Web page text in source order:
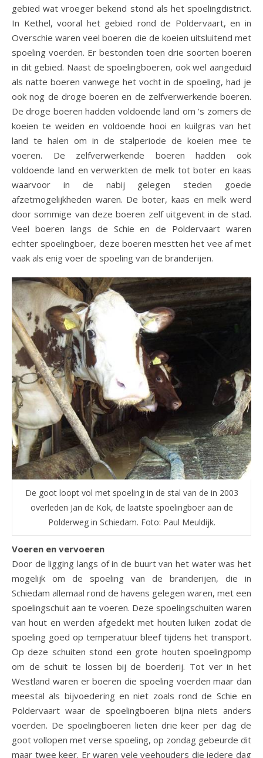
gebied wat vroeger bekend stond als het spoelingdistrict.
In Kethel, vooral het gebied rond de Poldervaart, en in
Overschie waren veel boeren die de koeien uitsluitend met
spoeling voerden. Er bestonden toen drie soorten boeren
in dit gebied. Naast de spoelingboeren, ook wel aangeduid
als natte boeren vanwege het vocht in de spoeling, had je
ook nog de droge boeren en de zelfverwerkende boeren.
De droge boeren hadden voldoende land om ’s zomers de
koeien te weiden en voldoende hooi en kuilgras van het
land te halen om in de stalperiode de koeien mee te
voeren. De zelfverwerkende boeren hadden ook
voldoende land en verwerkten de melk tot boter en kaas
waarvoor in de nabij gelegen steden goede
afzetmogelijkheden waren. De boter, kaas en melk werd
door sommige van deze boeren zelf uitgevent in de stad.
Veel boeren langs de Schie en de Poldervaart waren
echter spoelingboer, deze boeren mestten het vee af met
vaak als enig voer de spoeling van de branderijen.
De goot loopt vol met spoeling in de stal van de in 2003
overleden Jan de Kok, de laatste spoelingboer aan de
Polderweg in Schiedam. Foto: Paul Meuldijk.
Voeren en vervoeren
Door de ligging langs of in de buurt van het water was het
mogelijk om de spoeling van de branderijen, die in
Schiedam allemaal rond de havens gelegen waren, met een
spoelingschuit aan te voeren. Deze spoelingschuiten waren
van hout en werden afgedekt met houten luiken zodat de
spoeling goed op temperatuur bleef tijdens het transport.
Op deze schuiten stond een grote houten spoelingpomp
om de schuit te lossen bij de boerderij. Tot ver in het
Westland waren er boeren die spoeling voerden maar dan
meestal als bijvoedering en niet zoals rond de Schie en
Poldervaart waar de spoelingboeren bijna niets anders
voerden. De spoelingboeren lieten drie keer per dag de
goot vollopen met verse spoeling, op zondag gebeurde dit
maar twee keer. Er waren vele veehouders die iedere dag